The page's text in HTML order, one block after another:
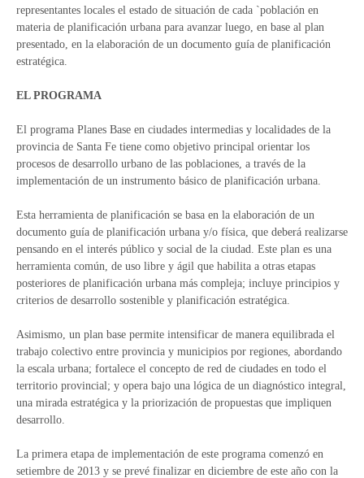
representantes locales el estado de situación de cada `población en
materia de planificación urbana para avanzar luego, en base al plan
presentado, en la elaboración de un documento guía de planificación
estratégica.
EL PROGRAMA
El programa Planes Base en ciudades intermedias y localidades de la
provincia de Santa Fe tiene como objetivo principal orientar los
procesos de desarrollo urbano de las poblaciones, a través de la
implementación de un instrumento básico de planificación urbana.
Esta herramienta de planificación se basa en la elaboración de un
documento guía de planificación urbana y/o física, que deberá realizarse
pensando en el interés público y social de la ciudad. Este plan es una
herramienta común, de uso libre y ágil que habilita a otras etapas
posteriores de planificación urbana más compleja; incluye principios y
criterios de desarrollo sostenible y planificación estratégica.
Asimismo, un plan base permite intensificar de manera equilibrada el
trabajo colectivo entre provincia y municipios por regiones, abordando
la escala urbana; fortalece el concepto de red de ciudades en todo el
territorio provincial; y opera bajo una lógica de un diagnóstico integral,
una mirada estratégica y la priorización de propuestas que impliquen
desarrollo.
La primera etapa de implementación de este programa comenzó en
setiembre de 2013 y se prevé finalizar en diciembre de este año con la